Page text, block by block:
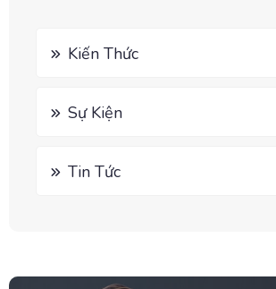
Kiến Thức
Sự Kiện
Tin Tức